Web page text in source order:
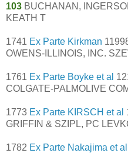
103 BUCHANAN,
KEATH T
1741 Ex Parte Kirkman
OWENS-ILLINOIS, INC.
1761 Ex Parte Boyke et al
COLGATE-PALMOLIVE
1773 Ex Parte KIRSCH et al
GRIFFIN & SZIPL, PC
1782 Ex Parte Nakajima et al